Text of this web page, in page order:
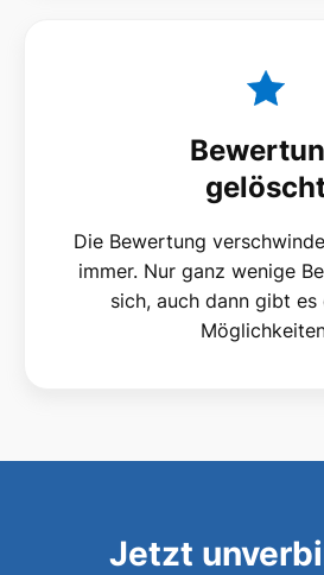
Die Bewertung
immer. Nur ganz wenige
sich, auch dann gibt
Jetzt